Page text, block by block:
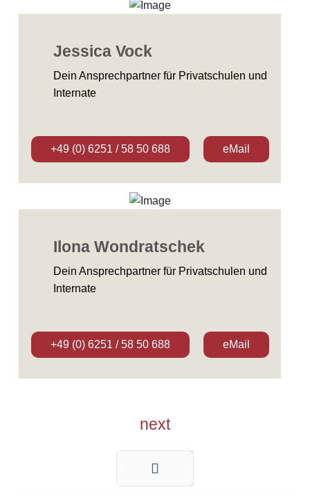
Jessica Vock
Dein Ansprechpartner für Privatschulen und
Internate
+49 (0) 6251 / 58 50 688 eMail
Ilona Wondratschek
Dein Ansprechpartner für Privatschulen und
Internate
+49 (0) 6251 / 58 50 688 eMail
next